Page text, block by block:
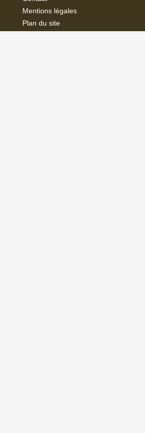
Mentions légales
Plan du site